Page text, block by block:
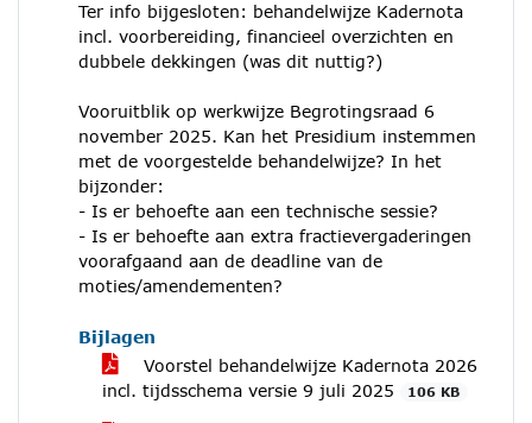
Ter info bijgesloten: behandelwijze Kadernota
incl. voorbereiding, financieel overzichten en
dubbele dekkingen (was dit nuttig?)
Vooruitblik op werkwijze Begrotingsraad 6
november 2025. Kan het Presidium instemmen
met de voorgestelde behandelwijze? In het
bijzonder:
- Is er behoefte aan een technische sessie?
- Is er behoefte aan extra fractievergaderingen
voorafgaand aan de deadline van de
moties/amendementen?
Bijlagen
Voorstel behandelwijze Kadernota 2026
incl. tijdsschema versie 9 juli 2025
106 KB